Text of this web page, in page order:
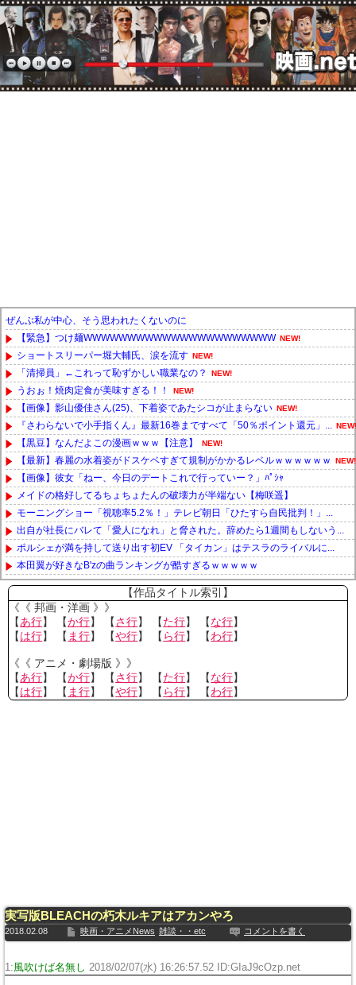
ぜんぶ私が中心、そう思われたくないのに
【緊急】つけ麺WWWWWWWWWWWWWWWWWWWWWW NEW!
ショートスリーパー堀大輔氏、涙を流す NEW!
「清掃員」←これって恥ずかしい職業なの？ NEW!
うおぉ！焼肉定食が美味すぎる！！ NEW!
【画像】影山優佳さん(25)、下着姿であたシコが止まらない NEW!
『さわらないで小手指くん』最新16巻まですべて「50％ポイント還元」... NEW!
【黒豆】なんだよこの漫画ｗｗｗ【注意】 NEW!
【最新】春麗の水着姿がドスケベすぎて規制がかかるレベルｗｗｗｗｗｗ NEW!
【画像】彼女「ねー、今日のデートこれで行っていー？」ﾊﾟｼｬ
メイドの格好してるちょちょたんの破壊力が半端ない【梅咲遥】
モーニングショー「視聴率5.2％！」テレビ朝日「ひたすら自民批判！」...
出自が社長にバレて「愛人になれ」と脅された。辞めたら1週間もしないう...
ポルシェが満を持して送り出す初EV 「タイカン」はテスラのライバルに...
本田翼が好きなB'zの曲ランキングが酷すぎるｗｗｗｗｗ
Powered by livedoor 相互RSS
【作品タイトル索引】
《《 邦画・洋画 》》
【あ行】 【か行】 【さ行】 【た行】 【な行】
【は行】 【 ま行】 【や行】 【 ら行】 【わ行】
《《 アニメ・劇場版 》》
【あ行】 【か行】 【さ行】 【た行】 【な行】
【は行】 【 ま行】 【や行】 【 ら行】 【わ行】
実写版BLEACHの朽木ルキアはアカンやろ
2018.02.08 映画・アニメNews 雑談・・etc コメントを書く
1:風吹けば名無し 2018/02/07(水) 16:26:57.52 ID:GIaJ9cOzp.net